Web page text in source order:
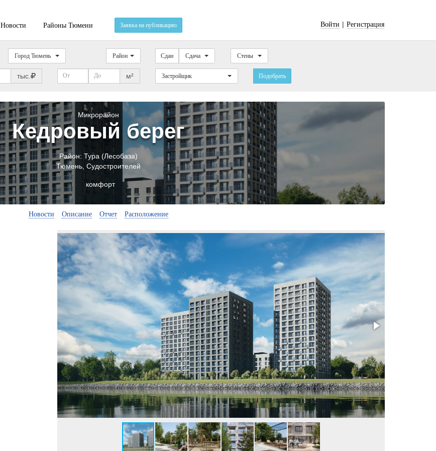
Новости Районы Тюмени Заявка на публикацию Войти | Регистрация
Город Тюмень Район Сдан Сдача Стены
тыс. м² Застройщик Подобрать
Микрорайон
Кедровый берег
Район: Тура (Лесобаза)
Тюмень Судостроителей
комфорт
Новости Описание Отчет Расположение